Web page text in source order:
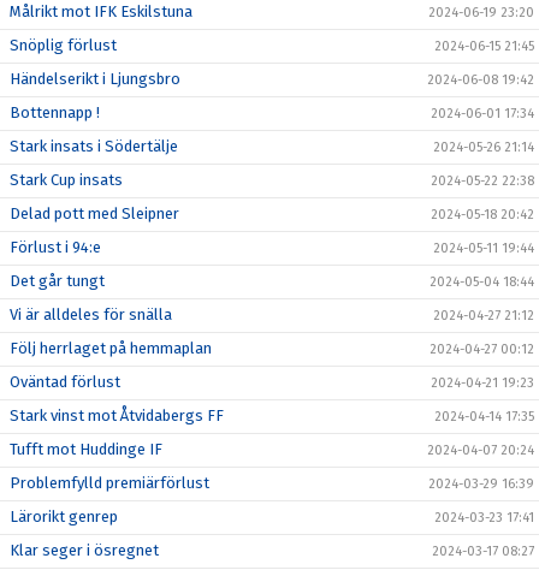
Målrikt mot IFK Eskilstuna 2024-06-19 23:20
Snöplig förlust 2024-06-15 21:45
Händelserikt i Ljungsbro 2024-06-08 19:42
Bottennapp ! 2024-06-01 17:34
Stark insats i Södertälje 2024-05-26 21:14
Stark Cup insats 2024-05-22 22:38
Delad pott med Sleipner 2024-05-18 20:42
Förlust i 94:e 2024-05-11 19:44
Det går tungt 2024-05-04 18:44
Vi är alldeles för snälla 2024-04-27 21:12
Följ herrlaget på hemmaplan 2024-04-27 00:12
Oväntad förlust 2024-04-21 19:23
Stark vinst mot Åtvidabergs FF 2024-04-14 17:35
Tufft mot Huddinge IF 2024-04-07 20:24
Problemfylld premiärförlust 2024-03-29 16:39
Lärorikt genrep 2024-03-23 17:41
Klar seger i ösregnet 2024-03-17 08:27